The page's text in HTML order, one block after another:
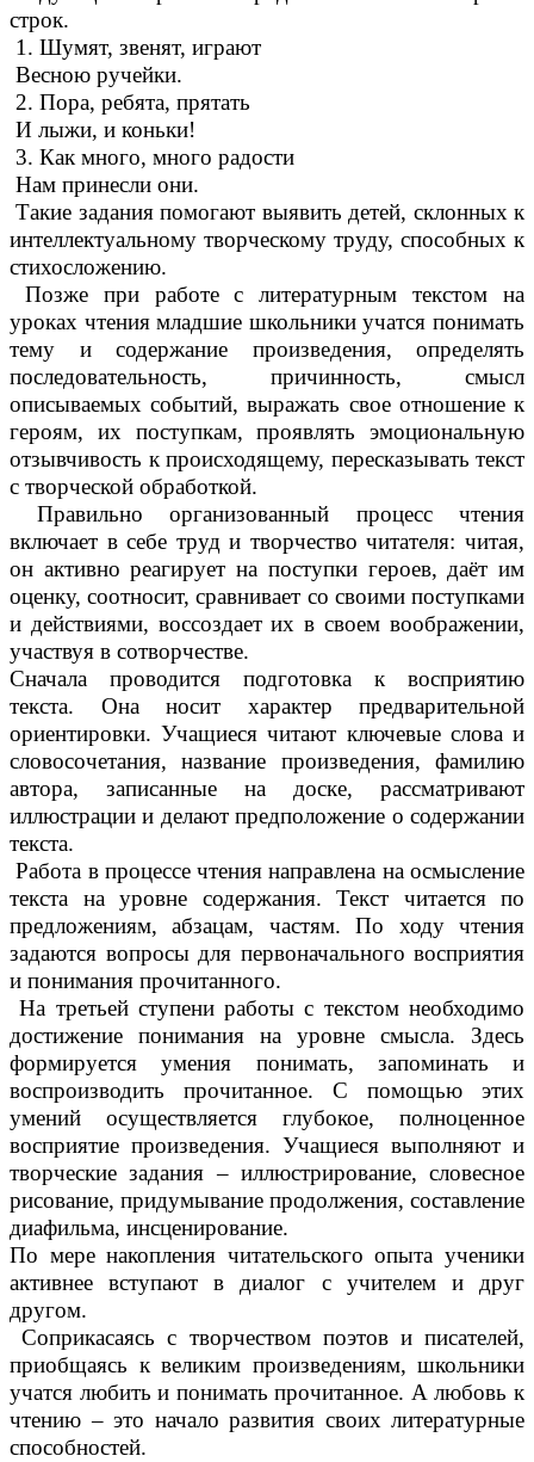
строк.
1. Шумят, звенят, играют
Весною ручейки.
2. Пора, ребята, прятать
И лыжи, и коньки!
3. Как много, много радости
Нам принесли они.
Такие задания помогают выявить детей, склонных к
интеллектуальному творческому труду, способных к
стихосложению.
Позже при работе с литературным текстом на
уроках чтения младшие школьники учатся понимать
тему и содержание произведения, определять
последовательность, причинность, смысл
описываемых событий, выражать свое отношение к
героям, их поступкам, проявлять эмоциональную
отзывчивость к происходящему, пересказывать текст
с творческой обработкой.
Правильно организованный процесс чтения
включает в себе труд и творчество читателя: читая,
он активно реагирует на поступки героев, даёт им
оценку, соотносит, сравнивает со своими поступками
и действиями, воссоздает их в своем воображении,
участвуя в сотворчестве.
Сначала проводится подготовка к восприятию
текста. Она носит характер предварительной
ориентировки. Учащиеся читают ключевые слова и
словосочетания, название произведения, фамилию
автора, записанные на доске, рассматривают
иллюстрации и делают предположение о содержании
текста.
Работа в процессе чтения направлена на осмысление
текста на уровне содержания. Текст читается по
предложениям, абзацам, частям. По ходу чтения
задаются вопросы для первоначального восприятия
и понимания прочитанного.
На третьей ступени работы с текстом необходимо
достижение понимания на уровне смысла. Здесь
формируется умения понимать, запоминать и
воспроизводить прочитанное. С помощью этих
умений осуществляется глубокое, полноценное
восприятие произведения. Учащиеся выполняют и
творческие задания – иллюстрирование, словесное
рисование, придумывание продолжения, составление
диафильма, инсценирование.
По мере накопления читательского опыта ученики
активнее вступают в диалог с учителем и друг
другом.
Соприкасаясь с творчеством поэтов и писателей,
приобщаясь к великим произведениям, школьники
учатся любить и понимать прочитанное. А любовь к
чтению – это начало развития своих литературные
способностей.